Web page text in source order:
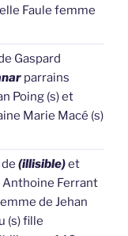
Faule femme
Gaspard
parrains
Poing (s) et
Marie Macé (s)
(illisible)et
Anthoine Ferrant
de Jehan
(s) fille